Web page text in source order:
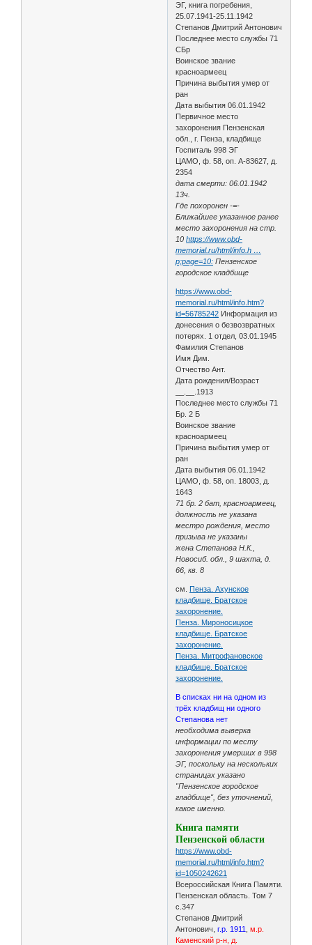
ЭГ, книга погребения,
25.07.1941-25.11.1942
Степанов Дмитрий Антонович
Последнее место службы 71
СБр
Воинское звание
красноармеец
Причина выбытия умер от
ран
Дата выбытия 06.01.1942
Первичное место
захоронения Пензенская
обл., г. Пенза, кладбище
Госпиталь 998 ЭГ
ЦАМО, ф. 58, оп. А-83627, д.
2354
дата смерти: 06.01.1942
13ч.
Где похоронен -=-
Ближайшее указанное ранее
место захоронения на стр.
10https://www.obd-
memorial.ru/html/info.h …
p;page=10: Пензенское
городское кладбище
https://www.obd-
memorial.ru/html/info.htm?
id=56785242 Информация из
донесения о безвозвратных
потерях. 1 отдел, 03.01.1945
Фамилия Степанов
Имя Дим.
Отчество Ант.
Дата рождения/Возраст
__.__.1913
Последнее место службы 71
Бр. 2 Б
Воинское звание
красноармеец
Причина выбытия умер от
ран
Дата выбытия 06.01.1942
ЦАМО, ф. 58, оп. 18003, д.
1643
71 бр. 2 бат, красноармеец,
должность не указана
местро рождения, место
призыва не указаны
жена Степанова Н.К.,
Новосиб. обл., 9 шахта, д.
66, кв. 8
см.Пенза. Ахунское
кладбище. Братское
захоронение.
Пенза. Мироносицкое
кладбище. Братское
захоронение.
Пенза. Митрофановское
кладбище. Братское
захоронение.
В списках ни на одном из
трёх кладбищ ни одного
Степанова нет
необходима выверка
информации по месту
захоронения умерших в 998
ЭГ, поскольку на нескольких
страницах указано
"Пензенское городское
гладбище", без уточнений,
какое именно.
Книга памяти
Пензенской области
https://www.obd-
memorial.ru/html/info.htm?
id=1050242621
Всероссийская Книга Памяти.
Пензенская область. Том 7
с.347
Степанов Дмитрий
Антонович,г.р. 1911 ,м.р.
Каменский р-н, д.